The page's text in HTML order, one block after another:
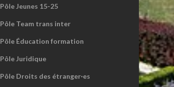
Pôle Jeunes 15-25
Pôle Team trans inter
Pôle Éducation formation
Pôle Juridique
Pôle Droits des étranger·es